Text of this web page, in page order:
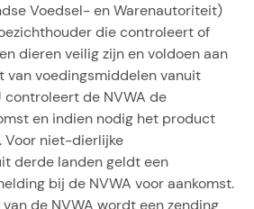
Voedsel- en Warenautoriteit)
die controleert of
dieren veilig zijn en voldoen aan
van voedingsmiddelen vanuit
controleert de NVWA de
en indien nodig het product
Voor niet-dierlijke
derde landen geldt een
bij de NVWA voor aankomst.
de NVWA wordt een zending